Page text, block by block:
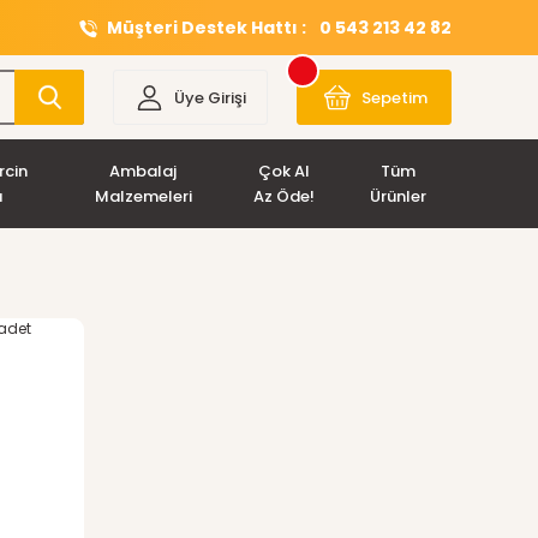
Müşteri Destek Hattı : 0 543 213 42 82
Üye Girişi Sepetim
Ambalaj
Malzemeleri
Çok Al
Az Öde!
Tüm
Ürünler